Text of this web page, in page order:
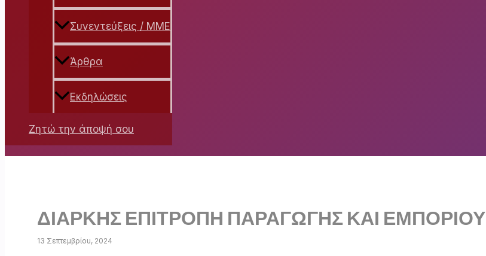
Συνεντεύξεις / ΜΜΕ
Άρθρα
Εκδηλώσεις
Ζητώ την άποψή σου
ΔΙΑΡΚΗΣ ΕΠΙΤΡΟΠΗ ΠΑΡΑΓΩΓΗΣ ΚΑΙ ΕΜΠΟΡΙΟΥ
13 Σεπτεμβρίου, 2024